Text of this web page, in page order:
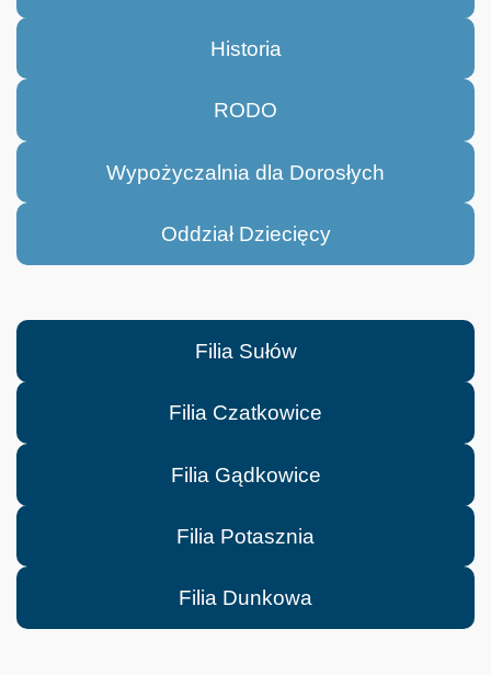
Historia
RODO
Wypożyczalnia dla Dorosłych
Oddział Dziecięcy
Filia Sułów
Filia Czatkowice
Filia Gądkowice
Filia Potasznia
Filia Dunkowa